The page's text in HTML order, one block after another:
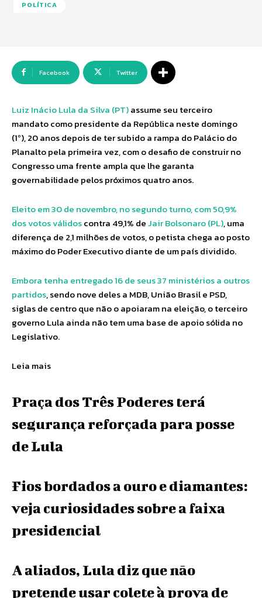
POLÍTICA
Facebook Twitter
Luiz Inácio Lula da Silva (PT)assume seu terceiro
mandato como presidente da República neste domingo
(1º), 20 anos depois de ter subido a rampa do Palácio do
Planalto pela primeira vez, com o desafio de construir no
Congresso uma frente ampla que lhe garanta
governabilidade pelos próximos quatro anos.
Eleito em 30 de novembro, no segundo turno, com 50,9%
dos votos válidoscontra 49,1% deJair Bolsonaro (PL), uma
diferença de 2,1 milhões de votos, o petista chega ao posto
máximo do Poder Executivo diante de um país dividido.
Embora tenha entregado 16 de seus 37 ministérios a outros
partidos, sendo nove deles a MDB, União Brasil e PSD,
siglas de centro que não o apoiaram na eleição, o terceiro
governo Lula ainda não tem uma base de apoio sólida no
Legislativo.
Leia mais
Praça dos Três Poderes terá
segurança reforçada para posse
de Lula
Fios bordados a ouro e diamantes:
veja curiosidades sobre a faixa
presidencial
A aliados, Lula diz que não
pretende usar colete à prova de